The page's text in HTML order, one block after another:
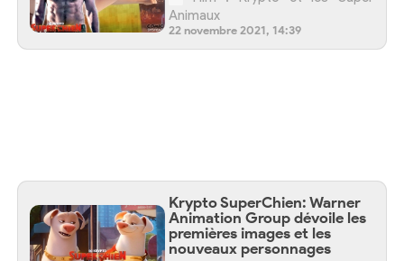
Animaux
22 novembre 2021, 14:39
Krypto SuperChien: Warner
Animation Group dévoile les
premières images et les
nouveaux personnages